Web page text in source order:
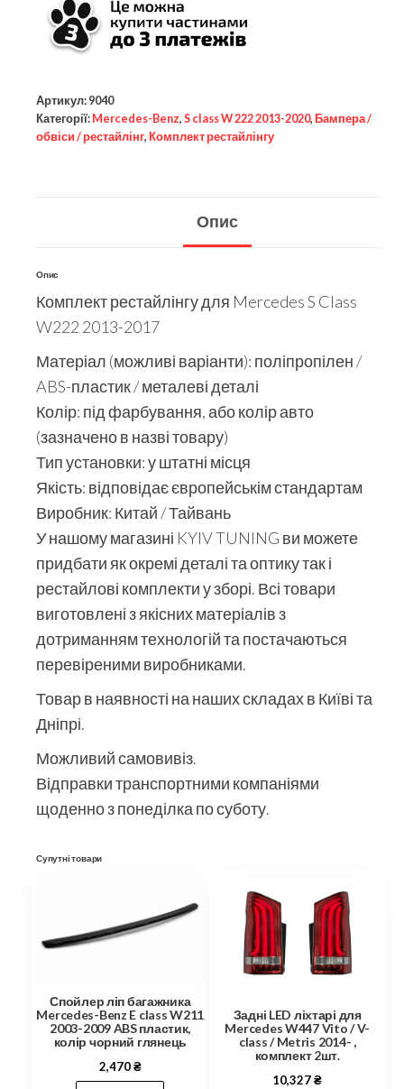
Артикул: 9040
Категорії: Mercedes-Benz, S class W 222 2013-2020, Бампера /
обвіси / рестайлінг, Комплект рестайлінгу
Опис
Опис
Комплект рестайлінгу для Mercedes S Class
W222 2013-2017
Матеріал (можливі варіанти): поліпропілен /
ABS-пластик / металеві деталі
Колір: під фарбування, або колір авто
(зазначено в назві товару)
Тип установки: у штатні місця
Якість: відповідає європейськім стандартам
Виробник: Китай / Тайвань
У нашому магазині KYIV TUNING ви можете
придбати як окремі деталі та оптику так і
рестайлові комплекти у зборі. Всі товари
виготовлені з якісних матеріалів з
дотриманням технологій та постачаються
перевіреними виробниками.
Товар в наявності на наших складах в Київі та
Дніпрі.
Можливий самовивіз.
Відправки транспортними компаніями
щоденно з понеділка по суботу.
Супутні товари
Спойлер ліп багажника
Mercedes-Benz E class W211
2003-2009 ABS пластик,
колір чорний глянець
2,470₴
Задні LED ліхтарі для
Mercedes W447 Vito / V-
class / Metris 2014- ,
комплект 2шт.
10,327₴